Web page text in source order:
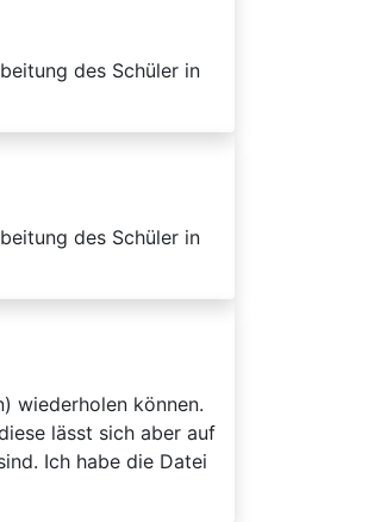
des Schüler in
des Schüler in
wiederholen können.
lässt sich aber auf
Ich habe die Datei